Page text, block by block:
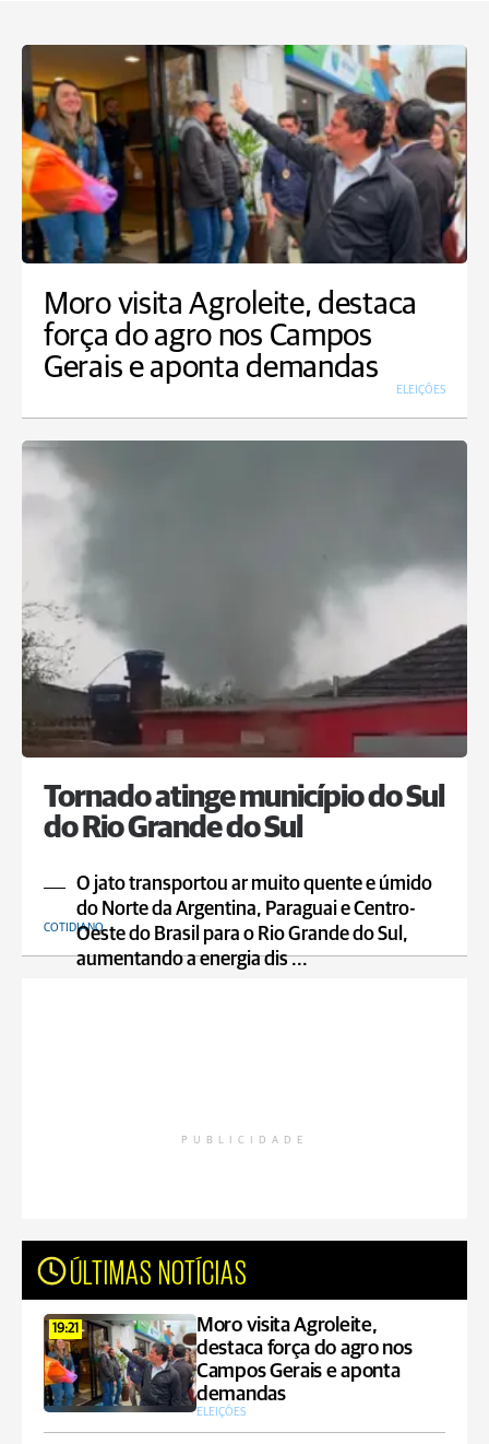
Moro visita Agroleite, destaca
força do agro nos Campos
Gerais e aponta demandas
ELEIÇÕES
Tornado atinge município do Sul
do Rio Grande do Sul
O jato transportou ar muito quente e úmido
do Norte da Argentina, Paraguai e Centro-
Oeste do Brasil para o Rio Grande do Sul,
aumentando a energia dis ...
COTIDIANO
PUBLICIDADE
ÚLTIMAS NOTÍCIAS
19:21
Moro visita Agroleite,
destaca força do agro nos
Campos Gerais e aponta
demandas
ELEIÇÕES